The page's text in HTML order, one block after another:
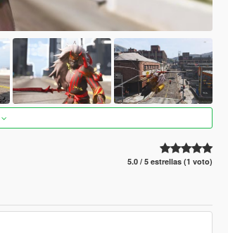
5.0 / 5 estrellas (1 voto)